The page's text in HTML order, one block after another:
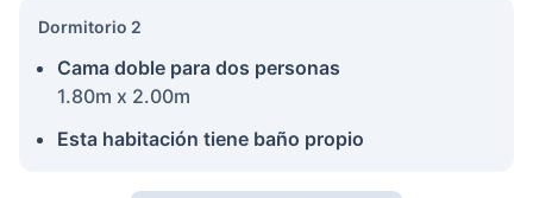
Dormitorio 2
Cama doble para dos personas
1.80m x 2.00m
Esta habitación tiene baño propio